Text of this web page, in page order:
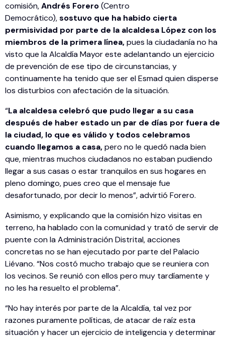
comisión,Andrés Forero(Centro
Democrático),sostuvo que ha habido cierta
permisividad por parte de la alcaldesa López con los
miembros de la primera línea,pues la ciudadanía no ha
visto que la Alcaldía Mayor este adelantando un ejercicio
de prevención de ese tipo de circunstancias, y
continuamente ha tenido que ser el Esmad quien disperse
los disturbios con afectación de la situación.
“La alcaldesa celebró que pudo llegar a su casa
después de haber estado un par de días por fuera de
la ciudad, lo que es válido y todos celebramos
cuando llegamos a casa,pero no le quedó nada bien
que, mientras muchos ciudadanos no estaban pudiendo
llegar a sus casas o estar tranquilos en sus hogares en
pleno domingo, pues creo que el mensaje fue
desafortunado, por decir lo menos”, advirtió Forero.
Asimismo, y explicando que la comisión hizo visitas en
terreno, ha hablado con la comunidad y trató de servir de
puente con la Administración Distrital, acciones
concretas no se han ejecutado por parte del Palacio
Liévano. “Nos costó mucho trabajo que se reuniera con
los vecinos. Se reunió con ellos pero muy tardíamente y
no les ha resuelto el problema”.
“No hay interés por parte de la Alcaldía, tal vez por
razones puramente políticas, de atacar de raíz esta
situación y hacer un ejercicio de inteligencia y determinar